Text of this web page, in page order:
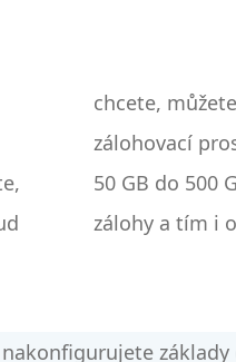
zálohy a tím i